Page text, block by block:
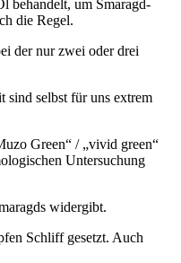
behandelt, um Smaragd-
die Regel.
der nur zwei oder drei
sind selbst für uns extrem
Green“ / „vivid green“
Untersuchung
widergibt.
Schliff gesetzt. Auch